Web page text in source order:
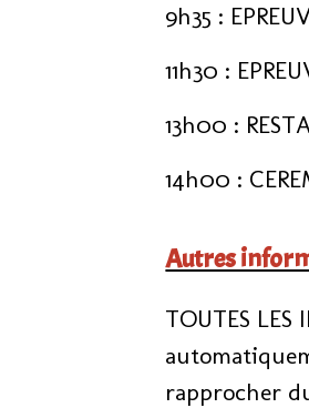
9h35 :
11h30 :
13h00 :
14h00 :
Autres
TOUTES
rapprocher